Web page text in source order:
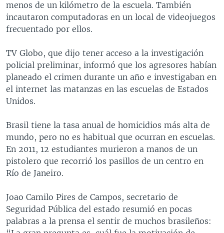
menos de un kilómetro de la escuela. También
incautaron computadoras en un local de videojuegos
frecuentado por ellos.
TV Globo, que dijo tener acceso a la investigación
policial preliminar, informó que los agresores habían
planeado el crimen durante un año e investigaban en
el internet las matanzas en las escuelas de Estados
Unidos.
Brasil tiene la tasa anual de homicidios más alta de
mundo, pero no es habitual que ocurran en escuelas.
En 2011, 12 estudiantes murieron a manos de un
pistolero que recorrió los pasillos de un centro en
Río de Janeiro.
Joao Camilo Pires de Campos, secretario de
Seguridad Pública del estado resumió en pocas
palabras a la prensa el sentir de muchos brasileños: